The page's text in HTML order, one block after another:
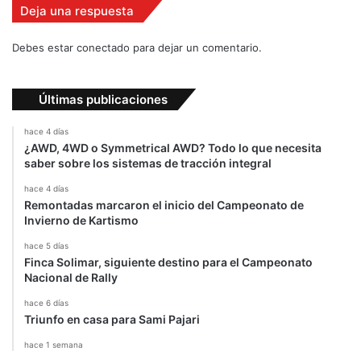
Deja una respuesta
Debes estar conectado para dejar un comentario.
Últimas publicaciones
hace 4 días
¿AWD, 4WD o Symmetrical AWD? Todo lo que necesita
saber sobre los sistemas de tracción integral
hace 4 días
Remontadas marcaron el inicio del Campeonato de
Invierno de Kartismo
hace 5 días
Finca Solimar, siguiente destino para el Campeonato
Nacional de Rally
hace 6 días
Triunfo en casa para Sami Pajari
hace 1 semana